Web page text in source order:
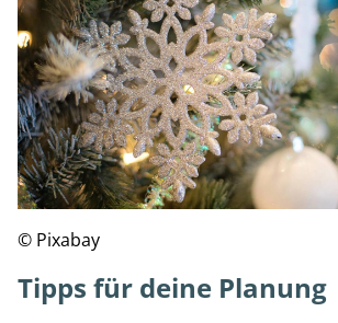
© Pixabay
Tipps für deine Planung